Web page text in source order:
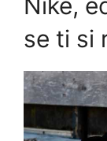
se ti si